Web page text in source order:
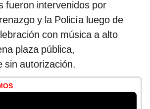
fueron intervenidos por
y la Policía luego de
con música a alto
plaza pública,
sin autorización.